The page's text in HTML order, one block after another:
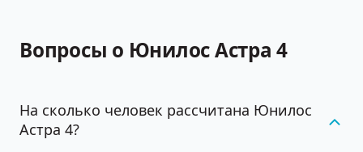
Вопросы о Юнилос Астра 4
На сколько человек рассчитана Юнилос
Астра 4?